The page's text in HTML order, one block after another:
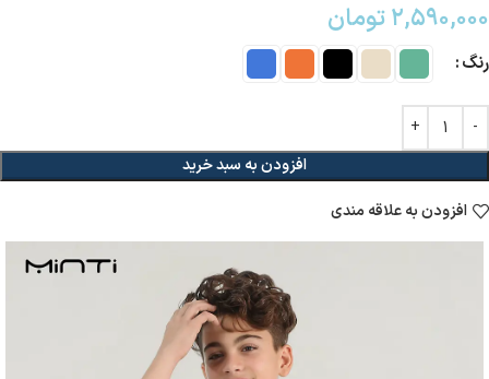
۲,۵۹۰,۰۰۰تومان
رنگ
افزودن به سبد خرید
افزودن به علاقه مندی